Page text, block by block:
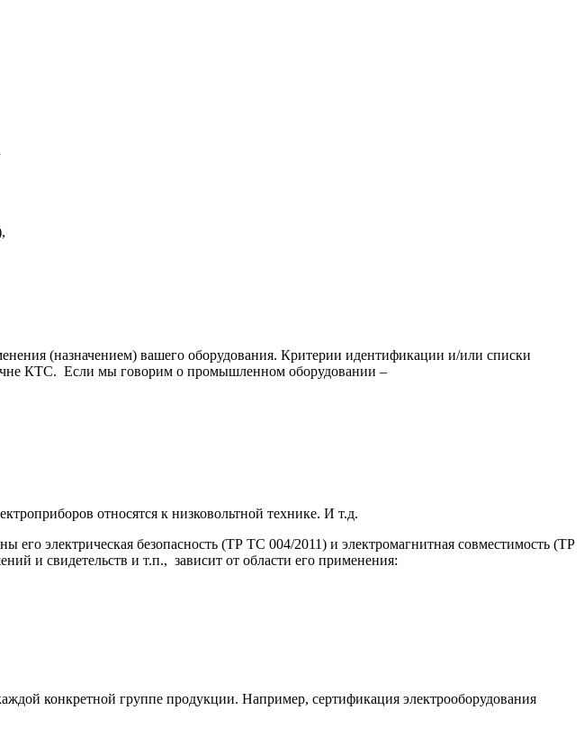
(назначением) вашего оборудования. Критерии идентификации и/или списки
КТС. Если мы говорим о промышленном оборудовании –
относятся к низковольтной технике. И т.д.
электрическая безопасность (ТР ТС 004/2011) и электромагнитная совместимость (ТР
и свидетельств и т.п., зависит от области его применения:
конкретной группе продукции. Например, сертификация электрооборудования